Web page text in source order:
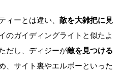
ィーとは違い、 敵を大雑把に見
のガイディングライトと似たよ
だし、ディジーが敵を見つける
、サイト裏やエルボーといった